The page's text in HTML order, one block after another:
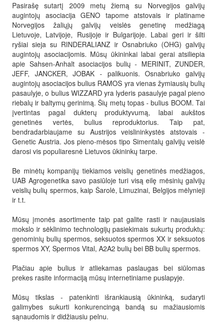
Pasirašę sutartį 2009 metų žiemą su Norvegijos galvijų
augintojų asociacija GENO tapome atstovais ir platiname
Norvegijos žaliųjų galvijų veislės genetinę medžiagą
Lietuvoje, Latvijoje, Rusijoje ir Bulgarijoje. Labai geri ir šilti
ryšiai sieja su RINDERALIANZ ir Osnabriuko (OHG) galvijų
augintojų asociacijomis. Mūsų ūkininkai labai gerai atsiliepia
apie Sahsen-Anhalt asociacijos bulių - MERINIT, ZUNDER,
JEFF, JANCKER, JOBAK - palikuonis. Osnabriuko galvijų
augintojų asociacijos bulius RAMOS yra vienas žymiausių bulių
pasaulyje, o bulius WIZZARD yra lyderis pasaulyje pagal pieno
riebalų ir baltymų gerinimą. Šių metų topas - bulius BOOM. Tai
įvertintas pagal dukterų produktyvumą, labai aukštos
genetinės vertės, bulius reproduktorius. Taip pat,
bendradarbiaujame su Austrijos veislininkystės atstovais -
Genetic Austria. Jos pieno-mėsos tipo Simentalų galvijų veislė
darosi vis populiaresnė Lietuvos ūkininkų tarpe.
Be minėtų kompanijų tiekiamos veislių genetinės medžiagos,
UAB Agrogenetika savo pasiūloje turi visą eilę mėsinių galvijų
veislių bulių spermos, kaip Šarolė, Limuzinai, Belgijos mėlynieji
ir t.t.
Mūsų įmonės asortimente taip pat galite rasti ir naujausiais
mokslo ir sėklinimo technologijų pasiekimais sukurtų produktų:
genominių bulių spermos, seksuotos spermos XX ir seksuotos
spermos XY, Spermos Vital, A2A2 bulių bei BB bulių spermos.
Plačiau apie bulius ir atliekamas paslaugas bei siūlomas
prekes rasite informaciją mūsų internetiniame puslapyje.
Mūsų tikslas - patenkinti išrankiausią ūkininką, sudaryti
galimybes sukurti konkurencingą bandą su mažiausiomis
sąnaudomis ir didžiausiu pelnu.